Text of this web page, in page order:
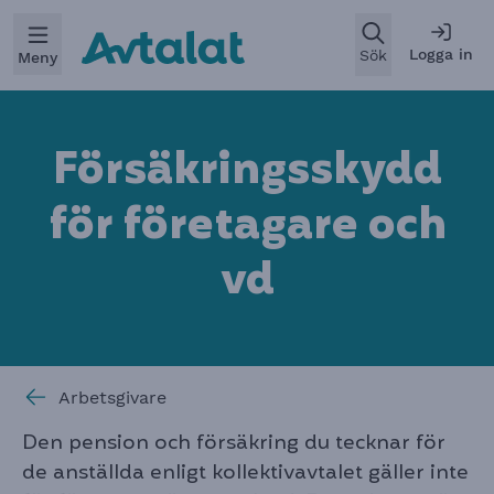
Meny
Öppna
Sök Logga in
Försäkringsskydd
för företagare och
vd
Arbetsgivare
Den pension och försäkring du tecknar för
de anställda enligt kollektivavtalet gäller inte